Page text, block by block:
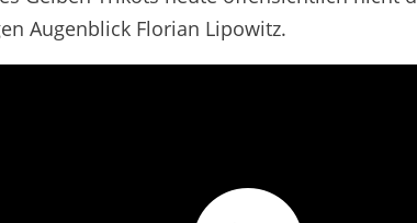
Augenblick Florian Lipowitz.